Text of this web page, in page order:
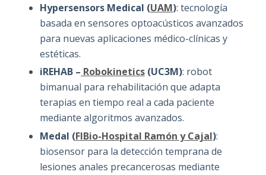
Hypersensors Medical (UAM): tecnología
basada en sensores optoacústicos avanzados
para nuevas aplicaciones médico-clínicas y
estéticas.
iREHAB – Robokinetics(UC3M): robot
bimanual para rehabilitación que adapta
terapias en tiempo real a cada paciente
mediante algoritmos avanzados.
Medal (FIBio-Hospital Ramón y Cajal):
biosensor para la detección temprana de
lesiones anales precancerosas mediante